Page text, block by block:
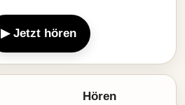
▶ Jetzt hören
Hören